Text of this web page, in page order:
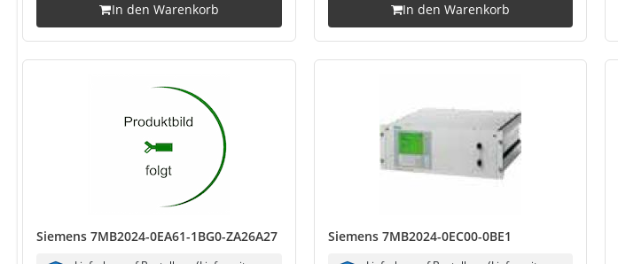
In den Warenkorb In den Warenkorb
Siemens 7MB2024-0EA61-1BG0-ZA26A27 Siemens 7MB2024-0EC00-0BE1